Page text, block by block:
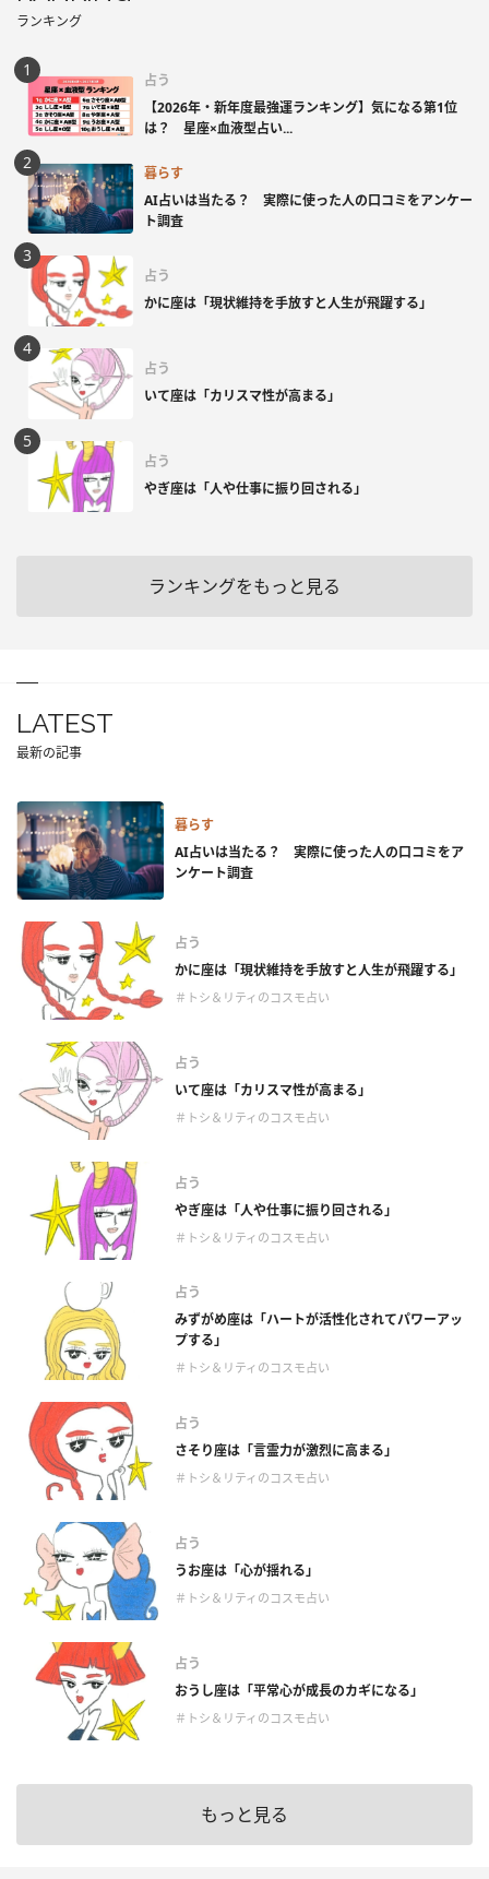
ランキング
占う
【2026年・新年度最強運ランキング】気になる第1位
は？ 星座×血液型占い...
暮らす
AI占いは当たる？ 実際に使った人の口コミをアンケー
ト調査
占う
かに座は「現状維持を手放すと人生が飛躍する」
占う
いて座は「カリスマ性が高まる」
占う
やぎ座は「人や仕事に振り回される」
ランキングをもっと見る
LATEST
最新の記事
暮らす
AI占いは当たる？ 実際に使った人の口コミをア
ンケート調査
占う
かに座は「現状維持を手放すと人生が飛躍する」
＃トシ＆リティのコスモ占い
占う
いて座は「カリスマ性が高まる」
＃トシ＆リティのコスモ占い
占う
やぎ座は「人や仕事に振り回される」
＃トシ＆リティのコスモ占い
占う
みずがめ座は「ハートが活性化されてパワーアッ
プする」
＃トシ＆リティのコスモ占い
占う
さそり座は「言霊力が激烈に高まる」
＃トシ＆リティのコスモ占い
占う
うお座は「心が揺れる」
＃トシ＆リティのコスモ占い
占う
おうし座は「平常心が成長のカギになる」
＃トシ＆リティのコスモ占い
もっと見る